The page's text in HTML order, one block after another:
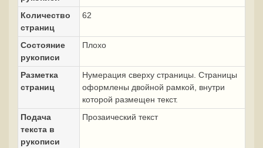
Количество
страниц
62
Состояние
рукописи
Плохо
Разметка
страниц
Нумерация сверху страницы. Страницы
оформлены двойной рамкой, внутри
которой размещен текст.
Подача
текста в
рукописи
Прозаический текст